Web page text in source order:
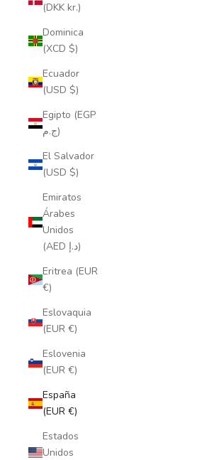
(DKK kr.)
Dominica
(XCD $)
Ecuador
(USD $)
Egipto (EGP
ج.م)
El Salvador
(USD $)
Emiratos
Árabes
Unidos
(AED د.إ)
Eritrea (EUR
€)
Eslovaquia
(EUR €)
Eslovenia
(EUR €)
España
(EUR €)
Estados
Unidos